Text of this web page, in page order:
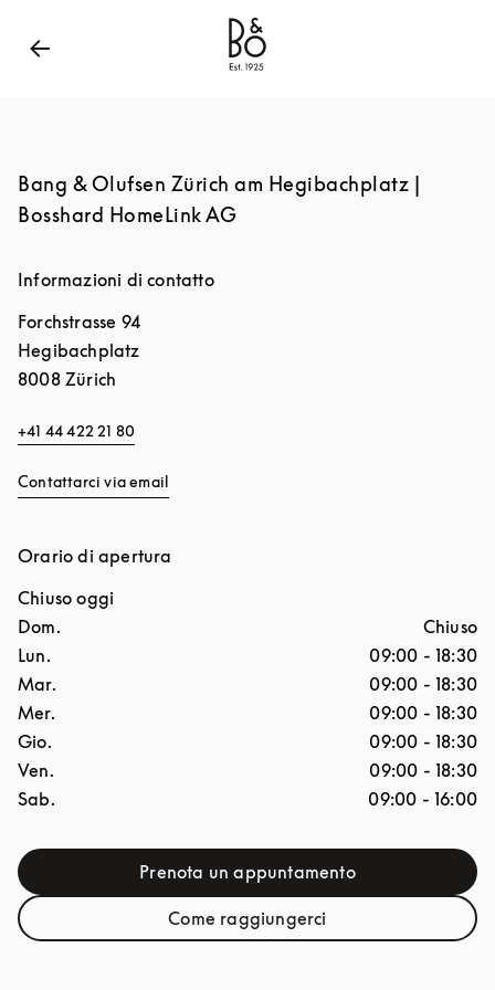
Bang & Olufsen - Exist to Create
Bang & Olufsen Zürich am Hegibachplatz |
Bosshard HomeLink AG
Informazioni di contatto
Forchstrasse 94
Hegibachplatz
8008 Zürich
+41 44 422 21 80
Contattarci via email
Orario di apertura
Chiuso oggi
Giorno della settimana
Dom.
Chiuso
Lun.
09:00 - 18:30
Mar.
09:00 - 18:30
Mer.
09:00 - 18:30
Gio.
09:00 - 18:30
Ven.
09:00 - 18:30
Sab.
09:00 - 16:00
Prenota un appuntamento
Link Opens in New Tab
Come raggiungerciLink Opens in New Tab